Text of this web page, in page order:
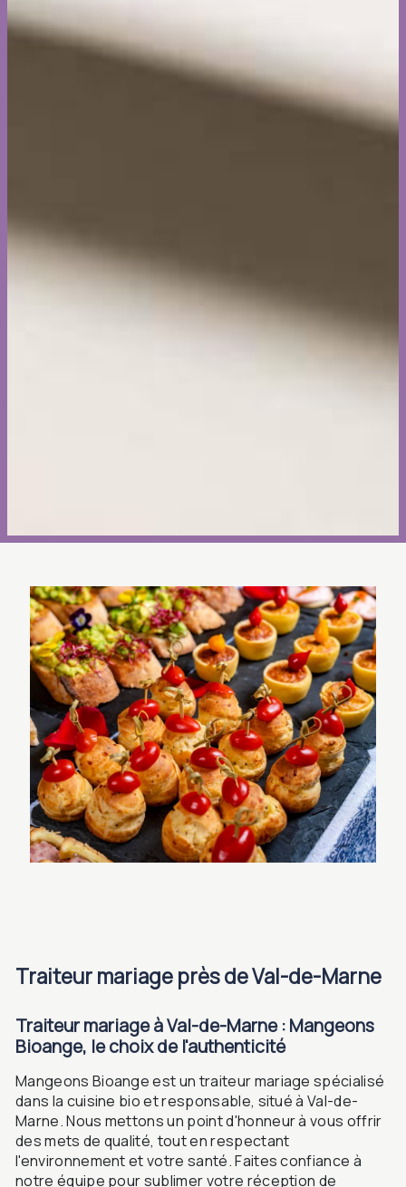
traiteur mariage près de Val-de-Marne
Traiteur mariage à Val-de-Marne : Mangeons
Bioange, le choix de l'authenticité
Mangeons Bioange est un traiteur mariage spécialisé
dans la cuisine bio et responsable, situé à Val-de-
Marne. Nous mettons un point d'honneur à vous offrir
des mets de qualité, tout en respectant
l'environnement et votre santé. Faites confiance à
notre équipe pour sublimer votre réception de